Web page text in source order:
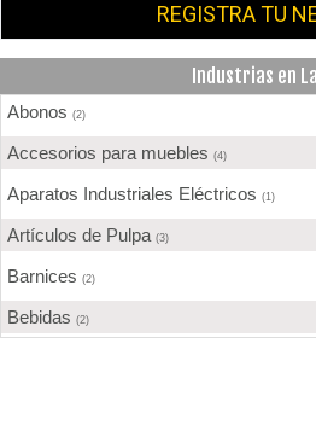
REGISTRA TU
Industrias en
Abonos (2)
Accesorios para muebles (4)
Aparatos Industriales Eléctricos (1)
Artículos de Pulpa (3)
Barnices (2)
Bebidas (2)